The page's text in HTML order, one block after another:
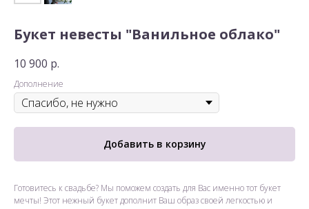
Букет невесты "Ванильное облако"
10 900 р.
Дополнение
Добавить в корзину
Готовитесь к свадьбе? Мы поможем создать для Вас именно тот букет
мечты! Этот нежный букет дополнит Ваш образ своей легкостью и